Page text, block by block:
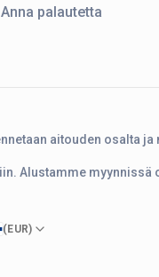
Anna palautetta
aitouden osalta ja
Alustamme myynnissä
( EUR)